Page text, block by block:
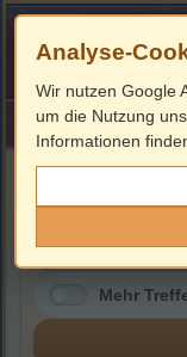
HOME Impressum
Mehr
Analyse-
Wir nutzen Google
um die Nutzung
Informationen